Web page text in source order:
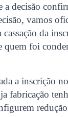
decisão
vamos
da
foi
a inscrição
fabricação